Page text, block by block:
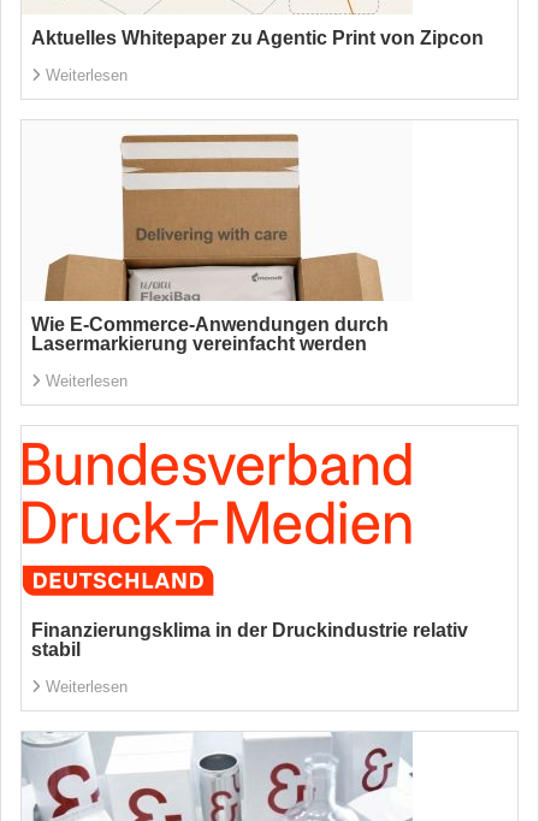
Aktuelles Whitepaper zu Agentic Print von Zipcon
Weiterlesen
Wie E-Commerce-Anwendungen durch
Lasermarkierung vereinfacht werden
Weiterlesen
Finanzierungsklima in der Druckindustrie relativ
stabil
Weiterlesen